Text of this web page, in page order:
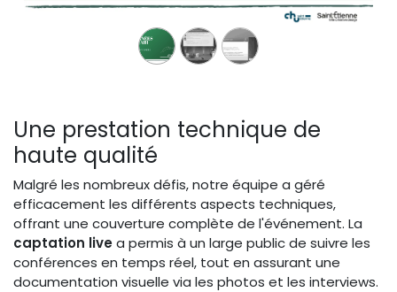
Une prestation technique de
haute qualité
Malgré les nombreux défis, notre équipe a géré
efficacement les différents aspects techniques,
offrant une couverture complète de l'événement. La
captation livea permis à un large public de suivre les
conférences en temps réel, tout en assurant une
documentation visuelle via les photos et les interviews.